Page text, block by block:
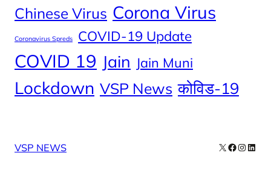
Chinese Virus Corona Virus
Coronavirus Spreds COVID-19 Update
COVID 19 Jain Jain Muni
Lockdown VSP News कोविड-19
VSP NEWS X Facebook